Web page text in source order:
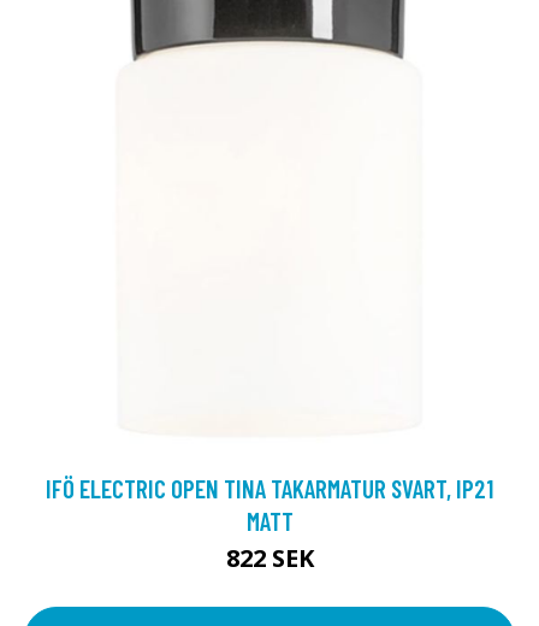
IFÖ ELECTRIC OPEN TINA TAKARMATUR SVART, IP21
MATT
822 SEK